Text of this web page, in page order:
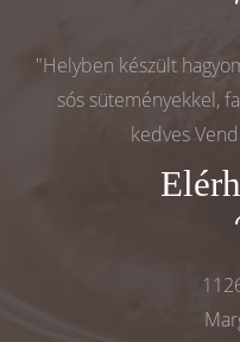
"Helyben készült
sós süteményekkel,
kedves